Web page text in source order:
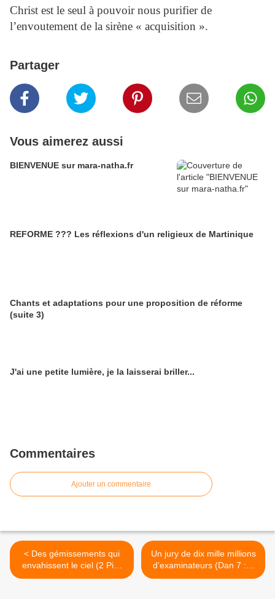
Christ est le seul à pouvoir nous purifier de
l’envoutement de la sirène « acquisition ».
Partager
Vous aimerez aussi
BIENVENUE sur mara-natha.fr
REFORME ??? Les réflexions d'un religieux de Martinique
Chants et adaptations pour une proposition de réforme
(suite 3)
J'ai une petite lumière, je la laisserai briller...
Commentaires
Ajouter un commentaire
< Des gémissements qui
envahissent le ciel (2 Pier
2)
Un jury de dix mille millions
d’examinateurs (Dan 7 :9-
10) >